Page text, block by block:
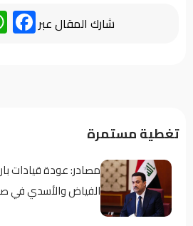
شارك المقال عبر
تغطية مستمرة
مصادر: عودة قيادات
الفياض والأسدي في